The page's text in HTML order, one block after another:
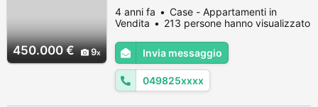
450.000 € 9
ampio salone, cucina, bagno con accessori
sospesi e doccia idromassaggio, ripostiglio.
P.1: 3 camere, bagno con vasca
idromassaggio. Pavimenti tutti in veneziano
di vari tipi, infissi insonorizzati, cappotto
isolamento termico. Inferr...
4 anni fa
Case - Appartamenti in
Vendita
213 persone hanno visualizzato
Invia messaggio
049825xxxx